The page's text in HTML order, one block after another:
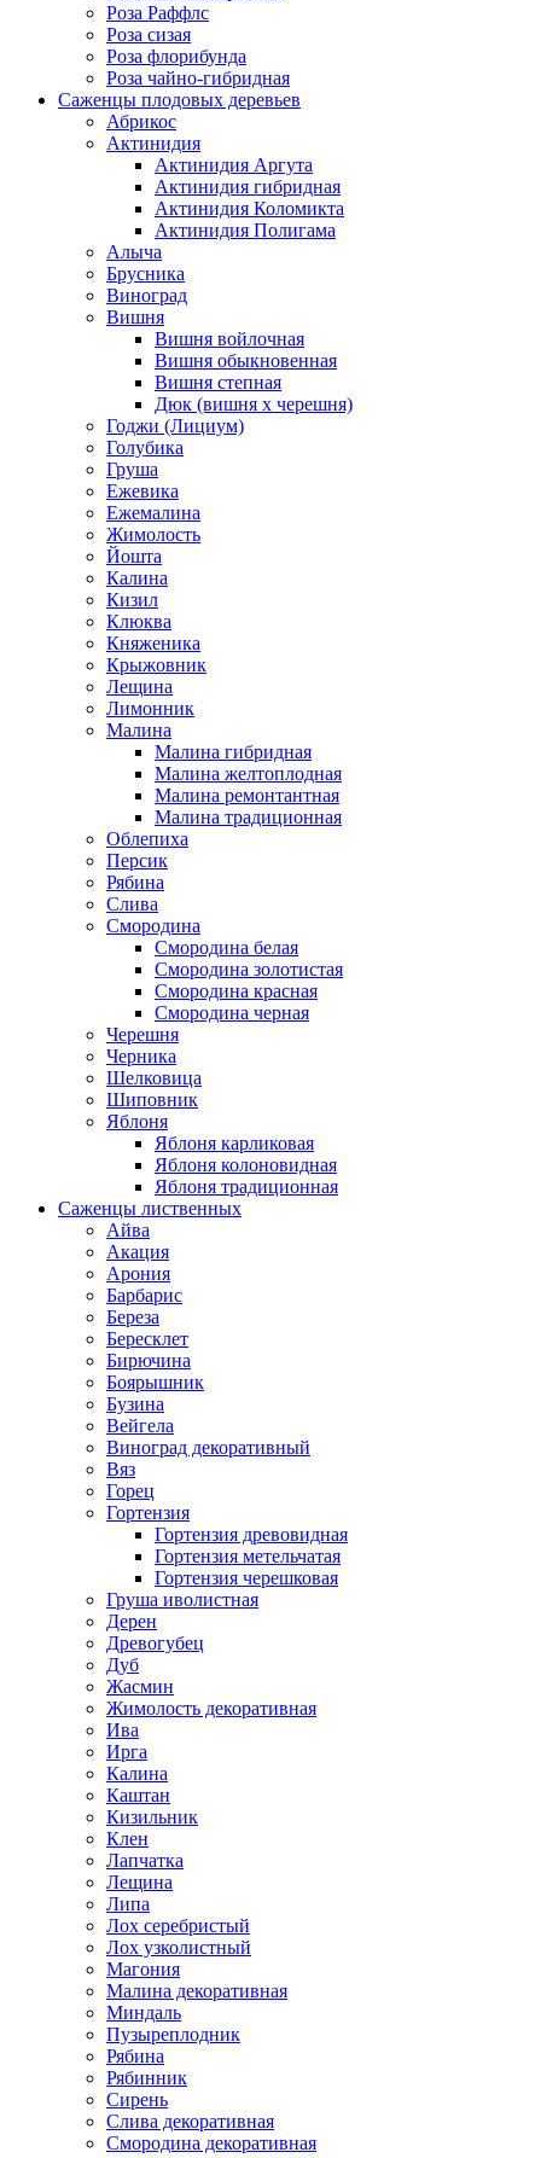
Роза Раффлс
Роза сизая
Роза флорибунда
Роза чайно-гибридная
Саженцы плодовых деревьев
Абрикос
Актинидия
Актинидия Аргута
Актинидия гибридная
Актинидия Коломикта
Актинидия Полигама
Алыча
Брусника
Виноград
Вишня
Вишня войлочная
Вишня обыкновенная
Вишня степная
Дюк (вишня х черешня)
Годжи (Лициум)
Голубика
Груша
Ежевика
Ежемалина
Жимолость
Йошта
Калина
Кизил
Клюква
Княженика
Крыжовник
Лещина
Лимонник
Малина
Малина гибридная
Малина желтоплодная
Малина ремонтантная
Малина традиционная
Облепиха
Персик
Рябина
Слива
Смородина
Смородина белая
Смородина золотистая
Смородина красная
Смородина черная
Черешня
Черника
Шелковица
Шиповник
Яблоня
Яблоня карликовая
Яблоня колоновидная
Яблоня традиционная
Саженцы лиственных
Айва
Акация
Арония
Барбарис
Береза
Бересклет
Бирючина
Боярышник
Бузина
Вейгела
Виноград декоративный
Вяз
Горец
Гортензия
Гортензия древовидная
Гортензия метельчатая
Гортензия черешковая
Груша иволистная
Дерен
Древогубец
Дуб
Жасмин
Жимолость декоративная
Ива
Ирга
Калина
Каштан
Кизильник
Клен
Лапчатка
Лещина
Липа
Лох серебристый
Лох узколистный
Магония
Малина декоративная
Миндаль
Пузыреплодник
Рябина
Рябинник
Сирень
Слива декоративная
Смородина декоративная